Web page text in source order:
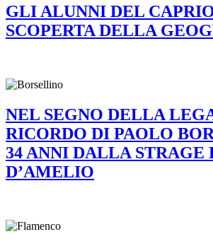
GLI ALUNNI DEL
SCOPERTA DELLA
NEL SEGNO DELLA
RICORDO DI PAOLO
34 ANNI DALLA STRAGE
D’AMELIO